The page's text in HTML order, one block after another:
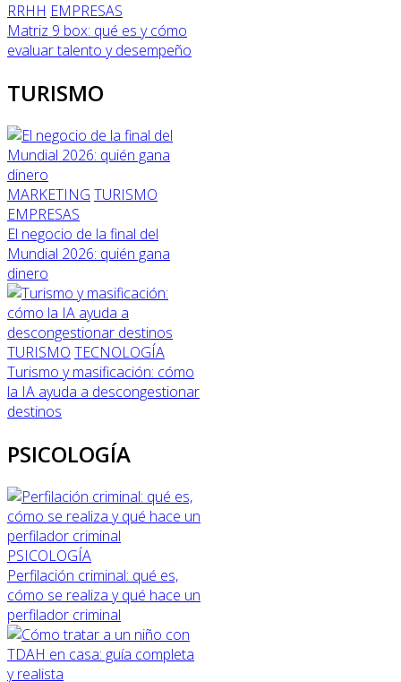
RRHH EMPRESAS
Matriz 9 box: qué es y cómo
evaluar talento y desempeño
TURISMO
MARKETING TURISMO
EMPRESAS
El negocio de la final del
Mundial 2026: quién gana
dinero
TURISMO TECNOLOGÍA
Turismo y masificación: cómo
la IA ayuda a descongestionar
destinos
PSICOLOGÍA
PSICOLOGÍA
Perfilación criminal: qué es,
cómo se realiza y qué hace un
perfilador criminal